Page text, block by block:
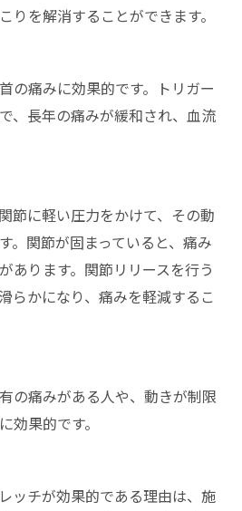
りを解消することができます。
の痛みに効果的です。トリガー
、長年の痛みが緩和され、血流
節に軽い圧力をかけて、その動
。関節が固まっていると、痛み
あります。関節リリースを行う
らかになり、痛みを軽減するこ
の痛みがある人や、動きが制限
効果的です。
ッチが効果的である理由は、施